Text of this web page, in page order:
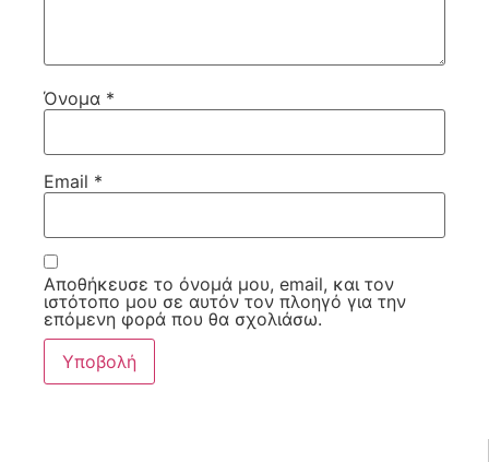
Όνομα *
Email *
Αποθήκευσε το όνομά μου, email, και τον
ιστότοπο μου σε αυτόν τον πλοηγό για την
επόμενη φορά που θα σχολιάσω.